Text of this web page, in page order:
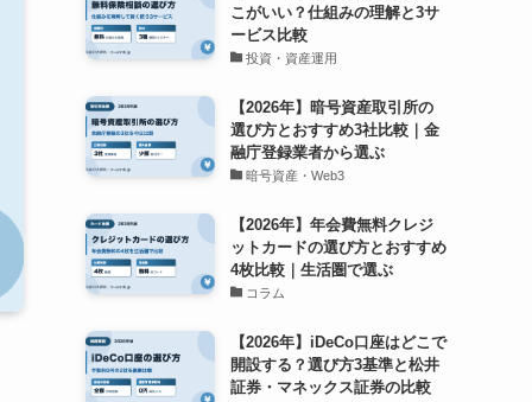
こがいい？仕組みの理解と3サ
ービス比較
投資・資産運用
【2026年】暗号資産取引所の
選び方とおすすめ3社比較｜金
融庁登録業者から選ぶ
暗号資産・Web3
【2026年】年会費無料クレジ
ットカードの選び方とおすすめ
4枚比較｜生活圏で選ぶ
コラム
【2026年】iDeCo口座はどこで
開設する？選び方3基準と松井
証券・マネックス証券の比較